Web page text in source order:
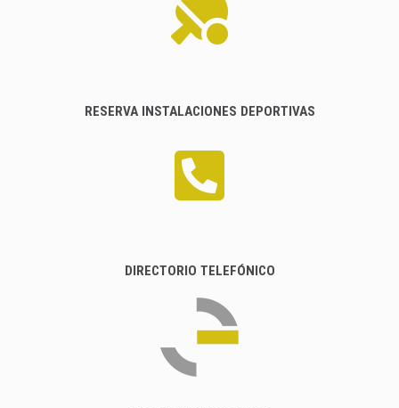
RESERVA INSTALACIONES DEPORTIVAS
DIRECTORIO TELEFÓNICO